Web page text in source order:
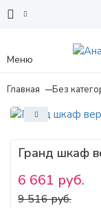
Меню
Главная Без
Гранд шкаф
6 661 руб.
9 516 руб.